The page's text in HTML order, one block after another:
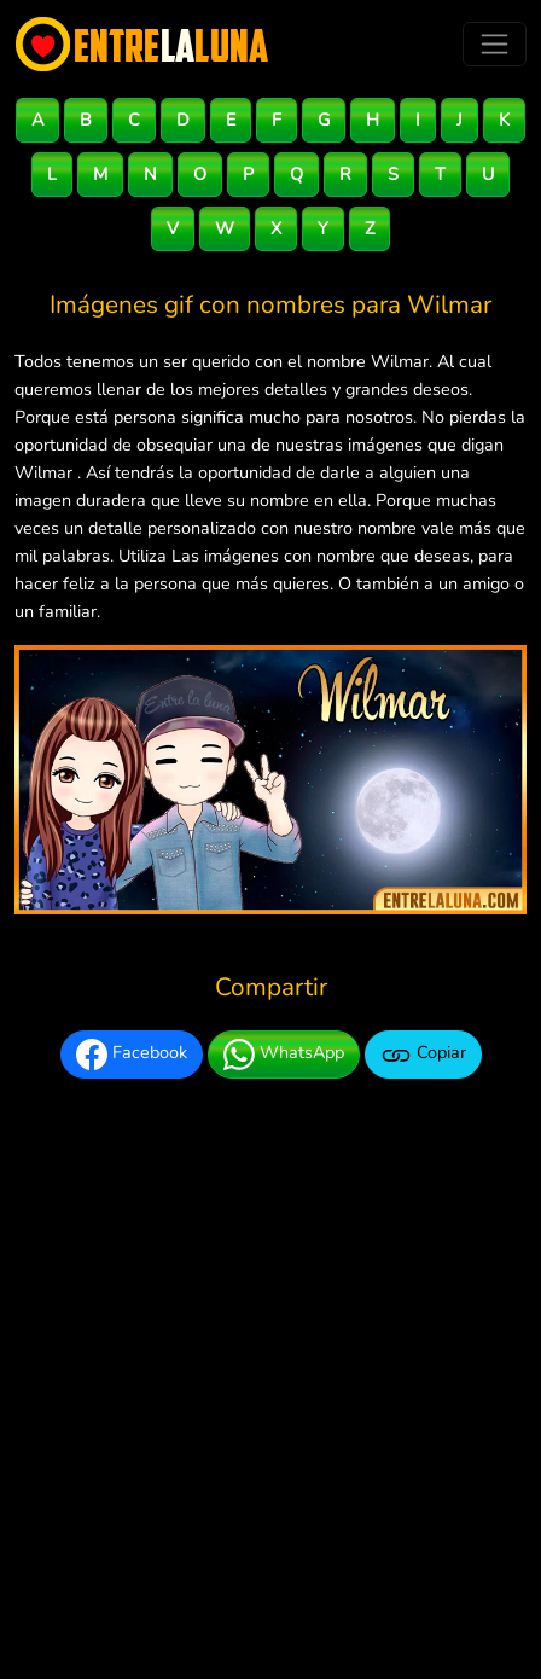
A B C D E F G H I J K
L M N O P Q R S T U
V W X Y Z
Imágenes gif con nombres para Wilmar
Todos tenemos un ser querido con el nombre Wilmar. Al cual
queremos llenar de los mejores detalles y grandes deseos.
Porque está persona significa mucho para nosotros. No pierdas la
oportunidad de obsequiar una de nuestras imágenes que digan
Wilmar . Así tendrás la oportunidad de darle a alguien una
imagen duradera que lleve su nombre en ella. Porque muchas
veces un detalle personalizado con nuestro nombre vale más que
mil palabras. Utiliza Las imágenes con nombre que deseas, para
hacer feliz a la persona que más quieres. O también a un amigo o
un familiar.
Compartir
Facebook WhatsApp Copiar